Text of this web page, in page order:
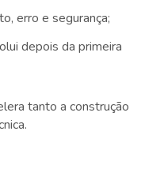
erro e segurança;
depois da primeira
tanto a construção